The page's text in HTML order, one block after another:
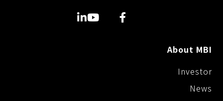
About MBI
Investor
News